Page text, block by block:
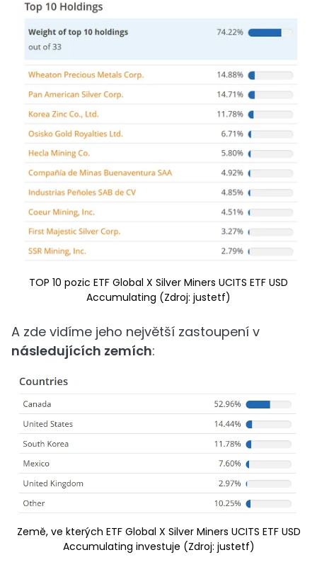
TOP 10 pozic ETF Global X Silver Miners UCITS ETF USD
Accumulating (Zdroj: justetf)
A zde vidíme jeho největší zastoupení v
následujících zemích:
Země, ve kterých ETF Global X Silver Miners UCITS ETF USD
Accumulating investuje (Zdroj: justetf)